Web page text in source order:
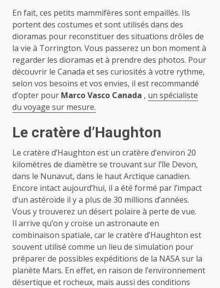
En fait, ces petits mammifères sont empaillés. Ils
portent des costumes et sont utilisés dans des
dioramas pour reconstituer des situations drôles de
la vie à Torrington. Vous passerez un bon moment à
regarder les dioramas et à prendre des photos. Pour
découvrir le Canada et ses curiosités à votre rythme,
selon vos besoins et vos envies, il est recommandé
d’opter pour Marco Vasco Canada , un spécialiste
du voyage sur mesure.
Le cratère d’Haughton
Le cratère d’Haughton est un cratère d’environ 20
kilomètres de diamètre se trouvant sur l’île Devon,
dans le Nunavut, dans le haut Arctique canadien.
Encore intact aujourd’hui, il a été formé par l’impact
d’un astéroïde il y a plus de 30 millions d’années.
Vous y trouverez un désert polaire à perte de vue.
Il arrive qu’on y croise un astronaute en
combinaison spatiale, car le cratère d’Haughton est
souvent utilisé comme un lieu de simulation pour
préparer de possibles expéditions de la NASA sur la
planète Mars. En effet, en raison de l’environnement
désertique et rocheux, mais aussi des conditions